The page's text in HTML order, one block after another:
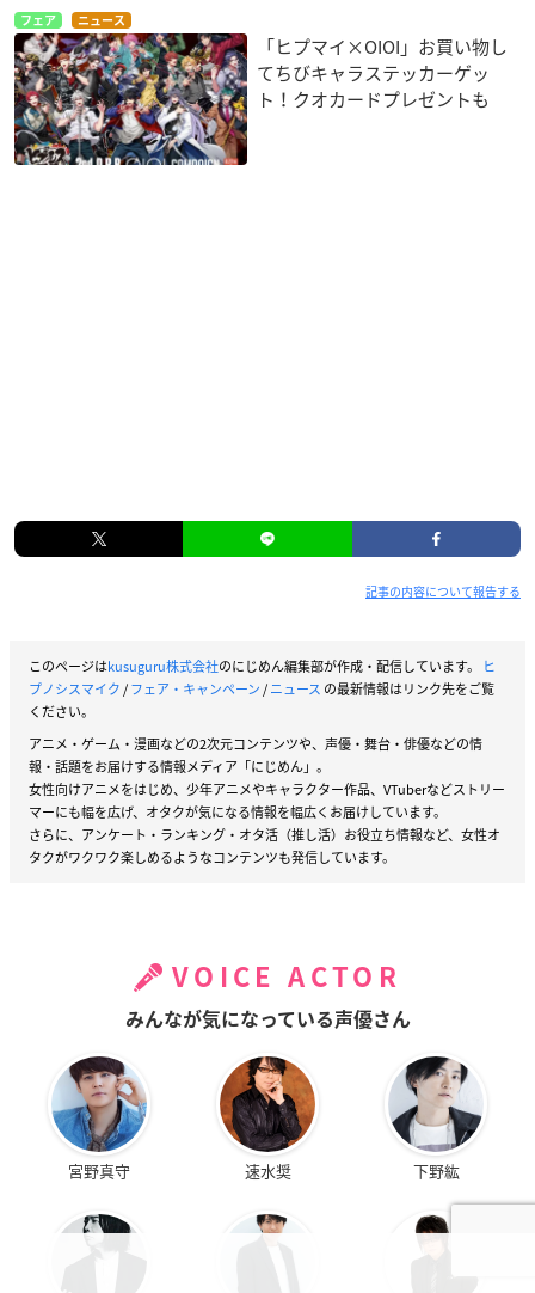
フェア ニュース
「ヒプマイ×OIOI」お買い物し
てちびキャラステッカーゲッ
ト！クオカードプレゼントも
記事の内容について報告する
このページはkusuguru株式会社のにじめん編集部が作成・配信しています。
ヒ
プノシスマイク/フェア・キャンペーン/ニュース の最新情報はリンク先をご覧
ください。
アニメ・ゲーム・漫画などの2次元コンテンツや、声優・舞台・俳優などの情
報・話題をお届けする情報メディア「にじめん」。
女性向けアニメをはじめ、少年アニメやキャラクター作品、VTuberなどストリー
マーにも幅を広げ、オタクが気になる情報を幅広くお届けしています。
さらに、アンケート・ランキング・オタ活（推し活）お役立ち情報など、女性オ
タクがワクワク楽しめるようなコンテンツも発信しています。
VOICE ACTOR
みんなが気になっている声優さん
宮野真守 速水奨 下野紘